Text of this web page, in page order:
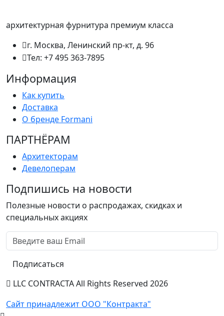
архитектурная фурнитура премиум класса
г. Москва, Ленинский пр-кт, д. 96
Тел: +7 495 363-7895
Информация
Как купить
Доставка
О бренде Formani
ПАРТНËРАМ
Архитекторам
Девелоперам
Подпишись на новости
Полезные новости о распродажах, скидках и
специальных акциях
Подписаться
LLC CONTRACTA All Rights Reserved 2026
Сайт принадлежит ООО "Контракта"